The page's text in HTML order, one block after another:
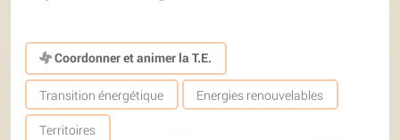
Coordonner et animer la T.E.
Transition énergétique Energies renouvelables
Territoires